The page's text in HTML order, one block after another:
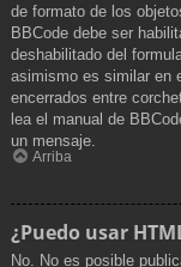
de formato de los
BBCode debe ser
deshabilitado del
asimismo es similar en
encerrados entre
lea el manual de
un mensaje.
Arriba
¿Puedo usar
No. No es posible